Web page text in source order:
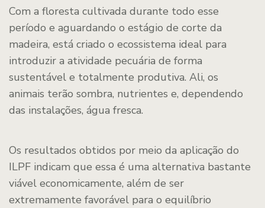
Com a floresta cultivada durante todo esse
período e aguardando o estágio de corte da
madeira, está criado o ecossistema ideal para
introduzir a atividade pecuária de forma
sustentável e totalmente produtiva. Ali, os
animais terão sombra, nutrientes e, dependendo
das instalações, água fresca.
Os resultados obtidos por meio da aplicação do
ILPF indicam que essa é uma alternativa bastante
viável economicamente, além de ser
extremamente favorável para o equilíbrio